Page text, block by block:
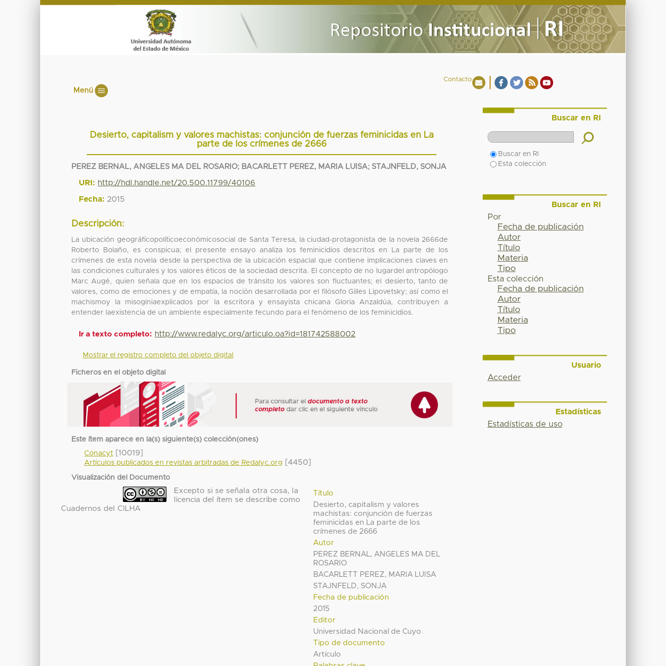
Contacto
Menú
Desierto, capitalism y valores machistas: conjunción de fuerzas feminicidas en La
parte de los crímenes de 2666
PEREZ BERNAL, ANGELES MA DEL ROSARIO; BACARLETT PEREZ, MARIA LUISA; STAJNFELD, SONJA
URI: http://hdl.handle.net/20.500.11799/40106
Fecha: 2015
Descripción:
La ubicación geográficopolíticoeconómicosocial de Santa Teresa, la ciudad-protagonista de la novela 2666de
Roberto Bolaño, es conspicua; el presente ensayo analiza los feminicidios descritos en La parte de los
crímenes de esta novela desde la perspectiva de la ubicación espacial que contiene implicaciones claves en
las condiciones culturales y los valores éticos de la sociedad descrita. El concepto de no lugardel antropólogo
Marc Augé, quien señala que en los espacios de tránsito los valores son fluctuantes; el desierto, tanto de
valores, como de emociones y de empatía, la noción desarrollada por el filósofo Gilles Lipovetsky; así como el
machismoy la misoginiaexplicados por la escritora y ensayista chicana Gloria Anzaldúa, contribuyen a
entender laexistencia de un ambiente especialmente fecundo para el fenómeno de los feminicidios.
Ir a texto completo: http://www.redalyc.org/articulo.oa?id=181742588002
Mostrar el registro completo del objeto digital
Ficheros en el objeto digital
Este ítem aparece en la(s) siguiente(s) colección(ones)
Conacyt [10019]
Artículos publicados en revistas arbitradas de Redalyc.org [4450]
Visualización del Documento
Título
Desierto, capitalism y valores
machistas: conjunción de fuerzas
feminicidas en La parte de los
crímenes de 2666
Autor
PEREZ BERNAL, ANGELES MA DEL
ROSARIO
BACARLETT PEREZ, MARIA LUISA
STAJNFELD, SONJA
Fecha de publicación
2015
Editor
Universidad Nacional de Cuyo
Tipo de documento
Artículo
Excepto si se señala otra cosa, la
licencia del ítem se describe como
Cuadernos del CILHA
Buscar en RI
Buscar en RI
Esta colección
Buscar en RI
Por
Fecha de publicación
Autor
Título
Materia
Tipo
Esta colección
Fecha de publicación
Autor
Título
Materia
Tipo
Usuario
Acceder
Estadísticas
Estadísticas de uso